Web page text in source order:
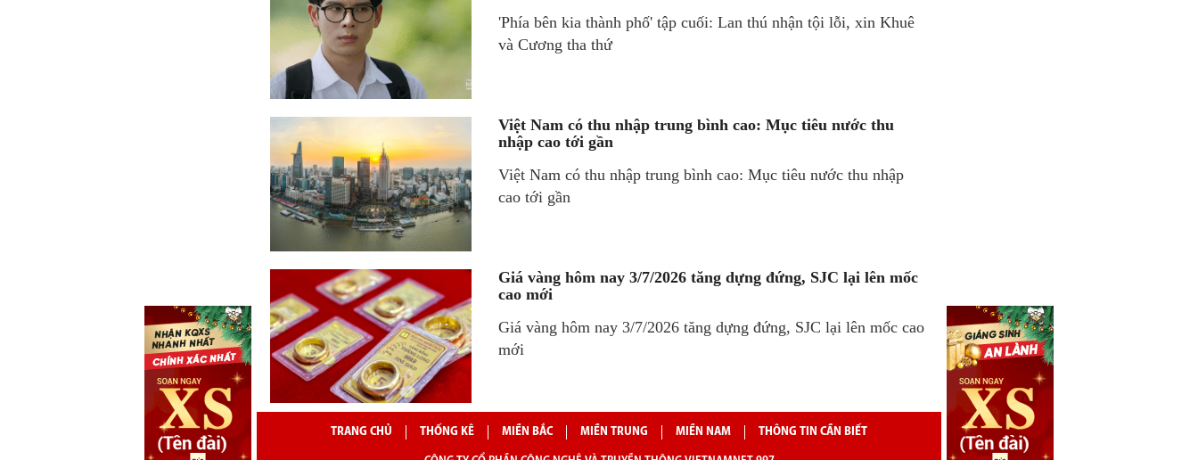
'Phía bên kia thành phố' tập cuối: Lan thú nhận tội lỗi, xin Khuê
và Cương tha thứ
Việt Nam có thu nhập trung bình cao: Mục tiêu nước thu
nhập cao tới gần
Việt Nam có thu nhập trung bình cao: Mục tiêu nước thu nhập
cao tới gần
Giá vàng hôm nay 3/7/2026 tăng dựng đứng, SJC lại lên mốc
cao mới
Giá vàng hôm nay 3/7/2026 tăng dựng đứng, SJC lại lên mốc cao
mới
TRANG CHỦ THỐNG KÊ MIỀN BẮC MIỀN TRUNG MIỀN NAM THÔNG TIN CẦN BIẾT